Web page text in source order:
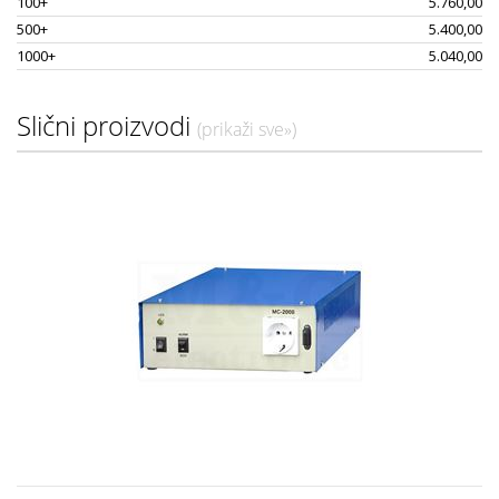
500+
5.400,00
1000+
5.040,00
Slični proizvodi (prikaži sve»)